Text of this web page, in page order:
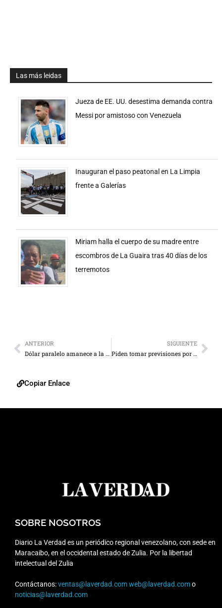
Las más leidas
Jueza de EE. UU. desestima demanda contra
Messi por amistoso con Venezuela
Inauguran el paso peatonal en La Limpia
frente a Galerías
Miriam halla el cuerpo de su madre entre
escombros de La Guaira tras 40 días de los
terremotos
ANTERIOR
Dólar paralelo amanece a la baja y cotiza en Bs. 21,85
SIGUIENTE
Piden tomar previsiones por aumento de casos de covid-19 en el país
Copiar Enlace
SOBRE NOSOTROS
Diario La Verdad es un periódico regional venezolano, con sede en
Maracaibo, en el occidental estado de Zulia. Por la libertad
intelectual del Zulia
Contáctanos:ventas@laverdad.comweb@laverdad.como
noticias@laverdad.com